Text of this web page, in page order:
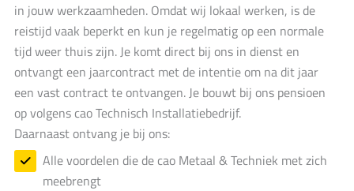
in jouw werkzaamheden. Omdat wij lokaal werken, is de
reistijd vaak beperkt en kun je regelmatig op een normale
tijd weer thuis zijn. Je komt direct bij ons in dienst en
ontvangt een jaarcontract met de intentie om na dit jaar
een vast contract te ontvangen. Je bouwt bij ons pensioen
op volgens cao Technisch Installatiebedrijf.
Daarnaast ontvang je bij ons:
Alle voordelen die de cao Metaal & Techniek met zich
meebrengt